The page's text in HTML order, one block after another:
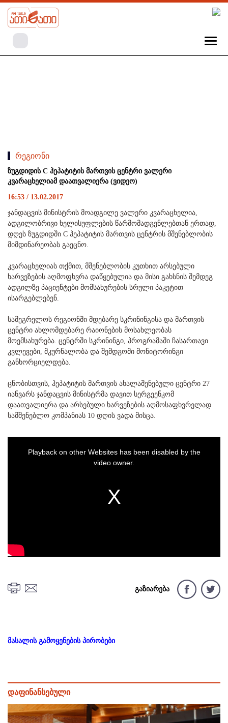
რეგიონი
ზუგდიდის C ჰეპატიტის მართვის ცენტრი ვალერი
კვარაცხელიამ დაათვალიერა (ვიდეო)
16:53 / 13.02.2017
ჯანდაცვის მინისტრის მოადგილე ვალერი კვარაცხელია,
ადგილობრივი ხელისუფლების წარმომადგენლებთან ერთად,
დღეს ზუგდიდში C ჰეპატიტის მართვის ცენტრის მშენებლობის
მიმდინარეობას გაეცნო.
კვარაცხელიას თქმით, მშენებლობის კუთხით არსებული
ხარვეზების აღმოფხვრა დაწყებულია და მისი გახსნის შემდეგ
ადგილზე პაციენტები მომსახურების სრული პაკეტით
ისარგებლებენ.
სამეგრელოს რეგიონში მდებარე სკრინინგისა და მართვის
ცენტრი ახლომდებარე რაიონების მოსახლეობას
მოემსახურება. ცენტრში სკრინინგი, პროგრამაში ჩასართავი
კვლევები, მკურნალობა და შემდგომი მონიტორინგი
განხორციელდება.
ცნობისთვის, ჰეპატიტის მართვის ახალაშენებული ცენტრი 27
იანვარს ჯანდაცვის მინისტრმა დავით სერგეენკომ
დაათვალიერა და არსებული ხარვეზების აღმოსაფხვრელად
სამშენებლო კომპანიას 10 დღის ვადა მისცა.
Playback on other Websites has been disabled by the
video owner.
გაზიარება
მასალის გამოყენების პირობები
დაფინანსებული